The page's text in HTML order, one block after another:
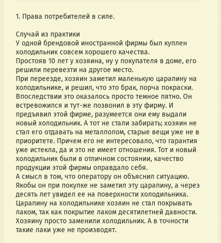
1. Права потребителей в силе.
Случай из практики
У одной брендовой иностранной фирмы был куплен
холодильник совсем хорошего качества.
Простояв 10 лет у хозяина, ну у покупателя в доме, его
решили перевезти на другое место.
При переезде, хозяин заметил маленькую царапину на
холодильнике, и решил, что это брак, порча покраски.
Впоследствии это оказалось просто темное пятно. Он
встревожился и тут-же позвонил в эту фирму. И
предъявил этой фирме, разумеется они ему выдали
новый холодильник. А тот не стали забирать; хозяин не
стал его отдавать на металлолом, старые вещи уже не в
приоритете. Причем его не интересовало, что гарантия
уже истекла, да и это не имеет отношения. Тот и новый
холодильник были в отличном состоянии, качество
продукции этой фирмы оправдало себя.
А смысл в том, что оператору он объяснил ситуацию.
Якобы он при покупке не заметил эту царапину, а через
десять лет увидел ее на поверхности холодильника.
Царапину на холодильнике хозяин не стал покрывать
лаком, так как покрытие лаком десятилетней давности.
Хозяину просто заменили холодильник. А в точности
такие лаки уже не производят.